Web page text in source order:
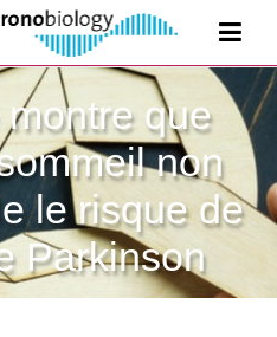
que
non
le risque de
Parkinson